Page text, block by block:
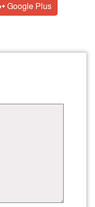
Google Plus